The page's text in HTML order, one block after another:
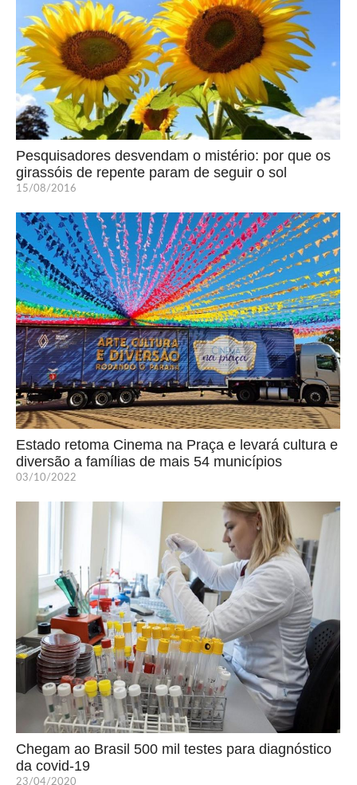
Pesquisadores desvendam o mistério: por que os
girassóis de repente param de seguir o sol
15/08/2016
Estado retoma Cinema na Praça e levará cultura e
diversão a famílias de mais 54 municípios
03/10/2022
Chegam ao Brasil 500 mil testes para diagnóstico
da covid-19
23/04/2020